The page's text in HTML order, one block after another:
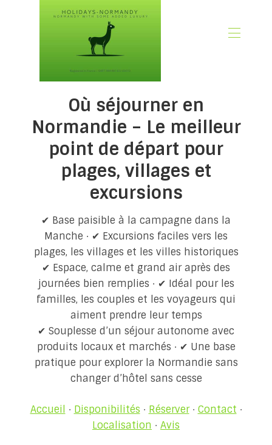
📃 Aperçu
🗓️ Disponibilité
🚨 Réservez maintenant
💶 Tarifs
🌿Ce qui est inclus
🖼️ Galerie
📍 Emplacement
🌟 Avis clients
🎉 Promotions
✍🏻 Notre Blog Normandie
👋 À propos de nous
✉ Contactez-nous!
Où séjourner en
Normandie – Le meilleur
point de départ pour
plages, villages et
excursions
✔ Base paisible à la campagne dans la
Manche · ✔ Excursions faciles vers les
plages, les villages et les villes historiques
✔ Espace, calme et grand air après des
journées bien remplies · ✔ Idéal pour les
familles, les couples et les voyageurs qui
aiment prendre leur temps
✔ Souplesse d’un séjour autonome avec
produits locaux et marchés · ✔ Une base
pratique pour explorer la Normandie sans
changer d’hôtel sans cesse
Accueil · Disponibilités · Réserver· Contact ·
Localisation · Avis